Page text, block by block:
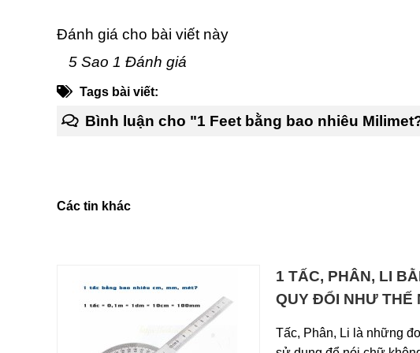
Đánh giá cho bài viết này
5 Sao 1 Đánh giá
Tags bài viết:
Bình luận cho "1 Feet bằng bao nhiêu
Các tin khác
1 TẤC, PHÂN, LI
QUY ĐỔI NHƯ THẾ
Tấc, Phân, Li là những